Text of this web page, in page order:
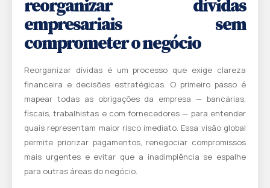
reorganizar dívidas
empresariais sem
comprometer o negócio
Reorganizar dívidas é um processo que exige clareza
financeira e decisões estratégicas. O primeiro passo é
mapear todas as obrigações da empresa — bancárias,
fiscais, trabalhistas e com fornecedores — para entender
quais representam maior risco imediato. Essa visão global
permite priorizar pagamentos, renegociar compromissos
mais urgentes e evitar que a inadimplência se espalhe
para outras áreas do negócio.